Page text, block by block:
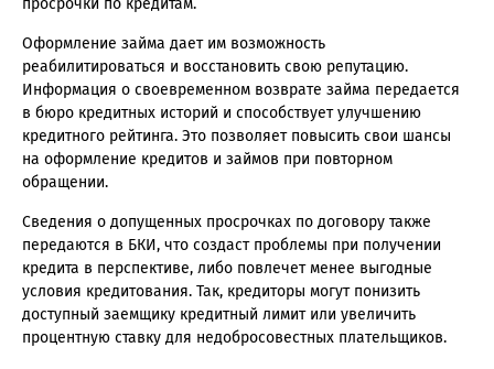
просрочки по кредитам.
Оформление займа дает им возможность
реабилитироваться и восстановить свою репутацию.
Информация о своевременном возврате займа передается
в бюро кредитных историй и способствует улучшению
кредитного рейтинга. Это позволяет повысить свои шансы
на оформление кредитов и займов при повторном
обращении.
Сведения о допущенных просрочках по договору также
передаются в БКИ, что создаст проблемы при получении
кредита в перспективе, либо повлечет менее выгодные
условия кредитования. Так, кредиторы могут понизить
доступный заемщику кредитный лимит или увеличить
процентную ставку для недобросовестных плательщиков.